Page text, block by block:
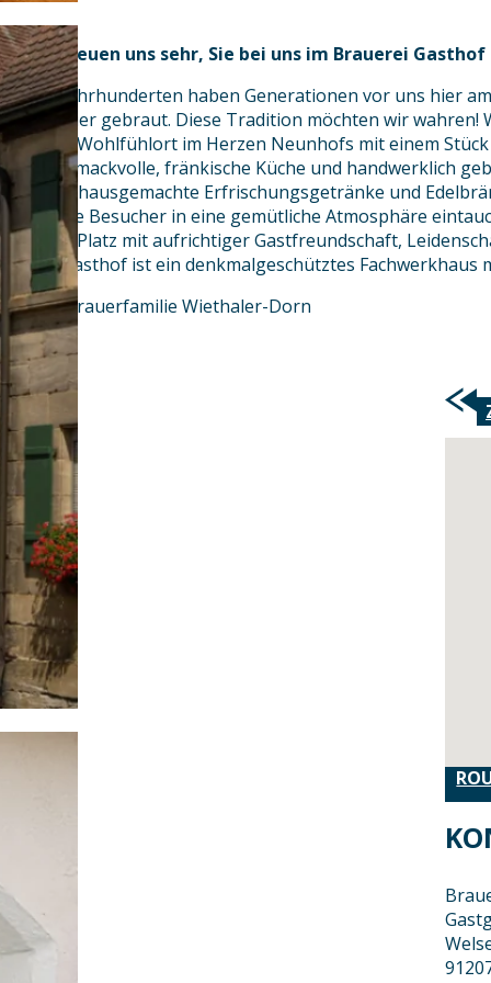
Wir freuen uns sehr, Sie bei uns im Brauerei
Seit Jahrhunderten haben Generationen vor uns hier
und Bier gebraut. Diese Tradition möchten wir wahren!
einen Wohlfühlort im Herzen Neunhofs mit einem
geschmackvolle, fränkische Küche und handwerklich
sowie hausgemachte Erfrischungsgetränke und
unsere Besucher in eine gemütliche Atmosphäre
einen Platz mit aufrichtiger Gastfreundschaft,
Der Gasthof ist ein denkmalgeschütztes
Ihre Brauerfamilie Wiethaler-Dorn